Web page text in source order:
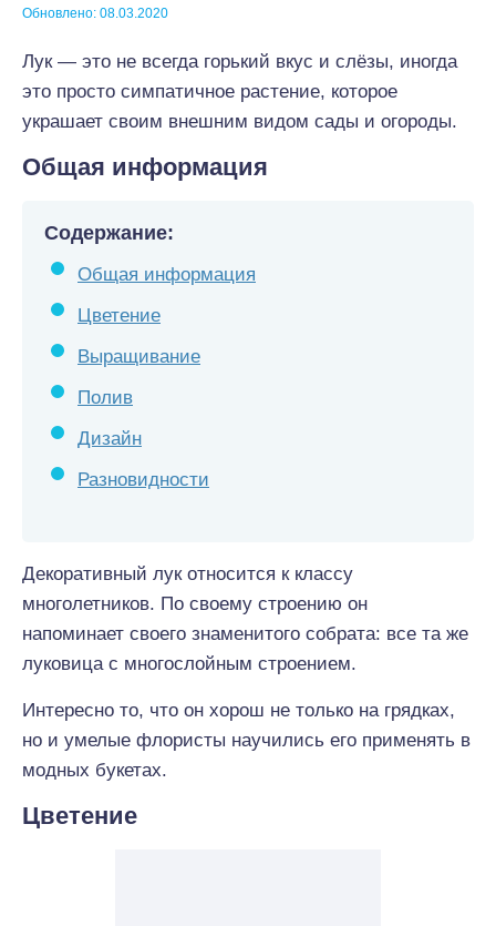
Обновлено: 08.03.2020
Лук — это не всегда горький вкус и слёзы, иногда
это просто симпатичное растение, которое
украшает своим внешним видом сады и огороды.
Общая информация
Содержание:
Общая информация
Цветение
Выращивание
Полив
Дизайн
Разновидности
Декоративный лук относится к классу
многолетников. По своему строению он
напоминает своего знаменитого собрата: все та же
луковица с многослойным строением.
Интересно то, что он хорош не только на грядках,
но и умелые флористы научились его применять в
модных букетах.
Цветение